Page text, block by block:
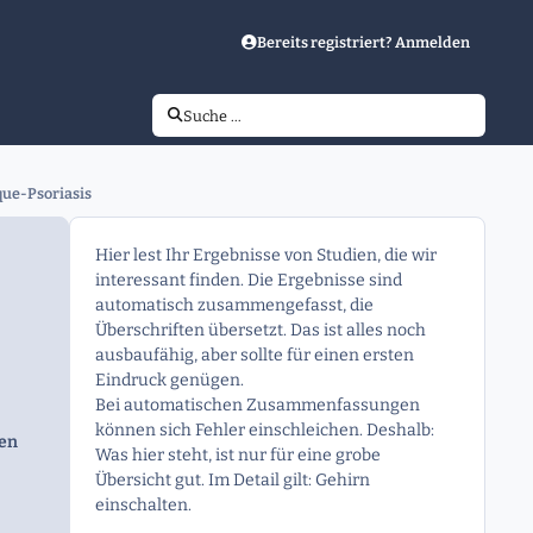
Bereits registriert? Anmelden
Suche …
Psoriasis
Hier lest Ihr Ergebnisse von Studien, die wir
interessant finden. Die Ergebnisse sind
automatisch zusammengefasst, die
Überschriften übersetzt. Das ist alles noch
ausbaufähig, aber sollte für einen ersten
Eindruck genügen.
Bei automatischen Zusammenfassungen
können sich Fehler einschleichen. Deshalb:
Was hier steht, ist nur für eine grobe
Übersicht gut. Im Detail gilt: Gehirn
einschalten.